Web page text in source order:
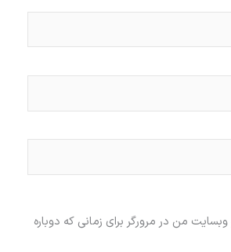
من در مرورگر برای زمانی که دوباره